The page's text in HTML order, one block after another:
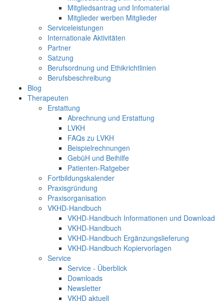
Mitgliedsantrag und Infomaterial
Mitglieder werben Mitglieder
Serviceleistungen
Internationale Aktivitäten
Partner
Satzung
Berufsordnung und Ethikrichtlinien
Berufsbeschreibung
Blog
Therapeuten
Erstattung
Abrechnung und Erstattung
LVKH
FAQs zu LVKH
Beispielrechnungen
GebüH und Beihilfe
Patienten-Ratgeber
Fortbildungskalender
Praxisgründung
Praxisorganisation
VKHD-Handbuch
VKHD-Handbuch Informationen und Download
VKHD-Handbuch
VKHD-Handbuch Ergänzungslieferung
VKHD-Handbuch Kopiervorlagen
Service
Service - Überblick
Downloads
Newsletter
VKHD aktuell